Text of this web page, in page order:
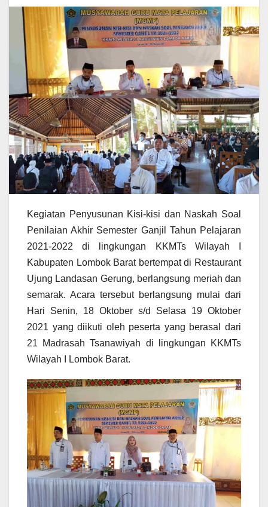
Kegiatan Penyusunan Kisi-kisi dan Naskah Soal
Penilaian Akhir Semester Ganjil Tahun Pelajaran
2021-2022 di lingkungan KKMTs Wilayah I
Kabupaten Lombok Barat bertempat di Restaurant
Ujung Landasan Gerung, berlangsung meriah dan
semarak. Acara tersebut berlangsung mulai dari
Hari Senin, 18 Oktober s/d Selasa 19 Oktober
2021 yang diikuti oleh peserta yang berasal dari
21 Madrasah Tsanawiyah di lingkungan KKMTs
Wilayah I Lombok Barat.